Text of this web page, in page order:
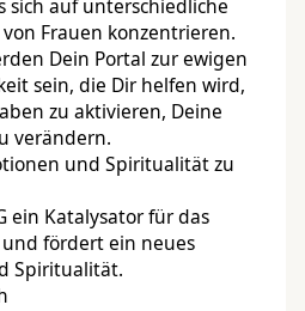
sich auf unterschiedliche
Frauen konzentrieren.
Dein Portal zur ewigen
sein, die Dir helfen wird,
zu aktivieren, Deine
verändern.
und Spiritualität zu
ein Katalysator für das
fördert ein neues
Spiritualität.